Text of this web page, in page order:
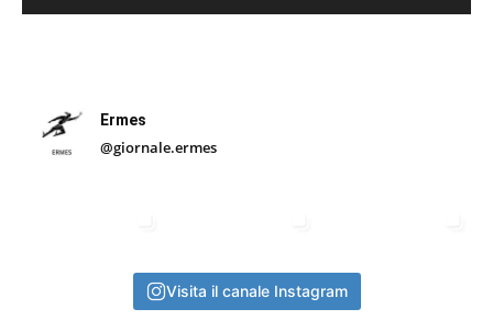
Ermes
@giornale.ermes
Visita il canale Instagram